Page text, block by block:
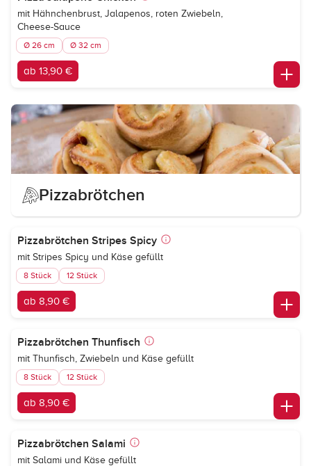
mit Hähnchenbrust, Jalapenos, roten Zwiebeln,
Cheese-Sauce
Ø 26 cm Ø 32 cm
ab 13,90 €
Pizzabrötchen
Pizzabrötchen Stripes Spicy
mit Stripes Spicy und Käse gefüllt
8 Stück 12 Stück
ab 8,90 €
Pizzabrötchen Thunfisch
mit Thunfisch, Zwiebeln und Käse gefüllt
8 Stück 12 Stück
ab 8,90 €
Pizzabrötchen Salami
mit Salami und Käse gefüllt